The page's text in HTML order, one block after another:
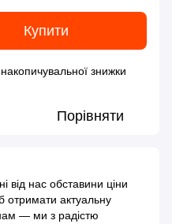
Купити
знижки
Порівняти
від нас обставини ціни
отримати актуальну
— ми з радістю